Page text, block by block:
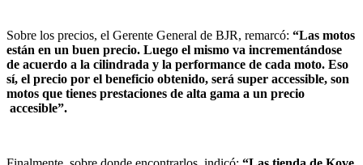
Sobre los precios, el Gerente General de BJR, remarcó: “Las motos
están en un buen precio. Luego el mismo va incrementándose
de acuerdo a la cilindrada y la performance de cada moto. Eso
sí, el precio por el beneficio obtenido, será super accessible, son
motos que tienes prestaciones de alta gama a un precio
accesible”.